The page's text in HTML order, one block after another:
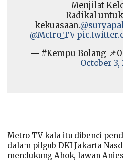
Menjilat
Radikal
kekuasaan.
@Metro_TV
— #Kempu Bolang
October 3,
Metro TV kala itu dibenci
dalam pilgub DKI Jakarta
mendukung Ahok, lawan